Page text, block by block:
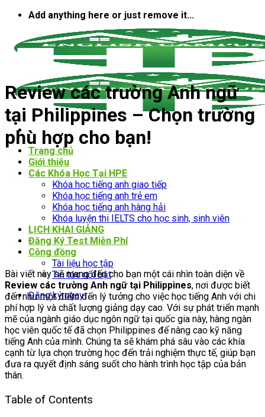
dung
Add anything here or just remove it...
Trang chủ
Giới thiệu
Các Khóa Học Tại HPE
Khóa học tiếng anh giao tiếp
Khóa học tiếng anh trẻ em
Khóa học tiếng anh hàng hải
Khóa luyện thi IELTS cho học sinh, sinh viên
LỊCH KHAI GIẢNG
Đăng Ký Test Miễn Phí
Cộng đồng
Tài liệu học tập
Tin tức nổi bật
Đăng ký ngay
Review các trường Anh ngữ
tại Philippines – Chọn trường
phù hợp cho bạn!
Bài viết này sẽ mang đến cho bạn một cái nhìn toàn diện về
Review các trường Anh ngữ tại Philippines, nơi được biết
đến như một điểm đến lý tưởng cho việc học tiếng Anh với chi
phí hợp lý và chất lượng giảng dạy cao. Với sự phát triển mạnh
mẽ của ngành giáo dục ngôn ngữ tại quốc gia này, hàng ngàn
học viên quốc tế đã chọn Philippines để nâng cao kỹ năng
tiếng Anh của mình. Chúng ta sẽ khám phá sâu vào các khía
cạnh từ lựa chọn trường học đến trải nghiệm thực tế, giúp bạn
đưa ra quyết định sáng suốt cho hành trình học tập của bản
thân.
Table of Contents